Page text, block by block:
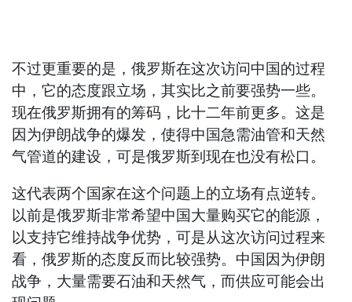
不过更重要的是，俄罗斯在这次访问中国的过程
中，它的态度跟立场，其实比之前要强势一些。
现在俄罗斯拥有的筹码，比十二年前更多。这是
因为伊朗战争的爆发，使得中国急需油管和天然
气管道的建设，可是俄罗斯到现在也没有松口。
这代表两个国家在这个问题上的立场有点逆转。
以前是俄罗斯非常希望中国大量购买它的能源，
以支持它维持战争优势，可是从这次访问过程来
看，俄罗斯的态度反而比较强势。中国因为伊朗
战争，大量需要石油和天然气，而供应可能会出